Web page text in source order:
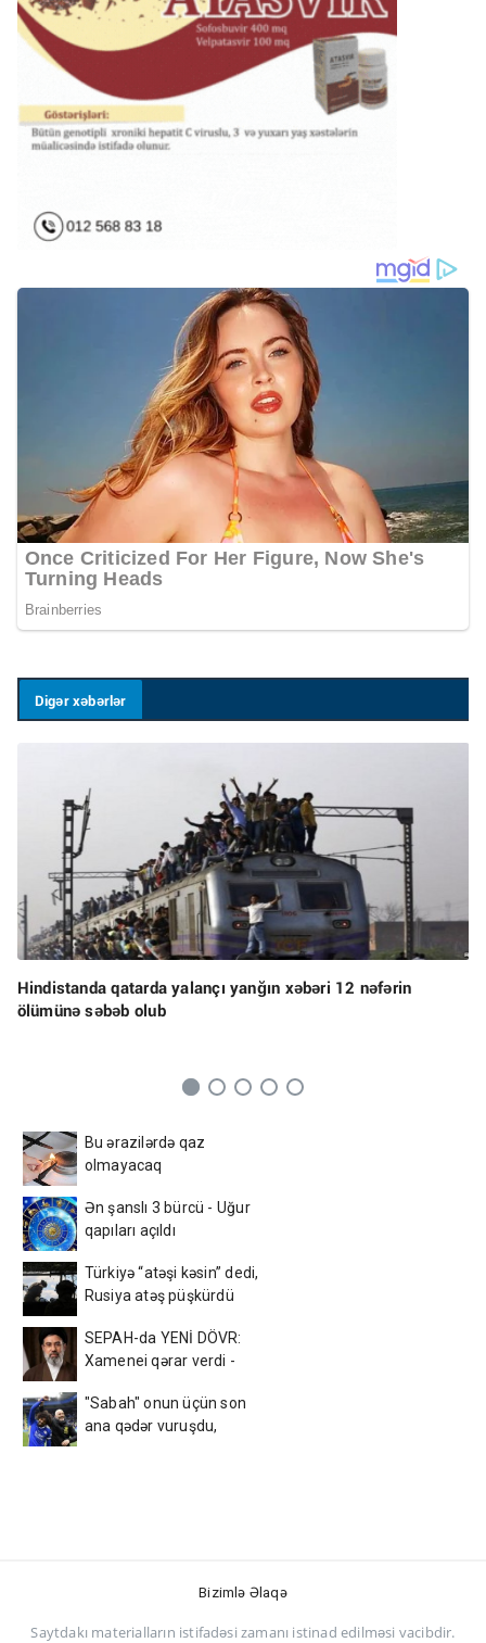
Digər xəbərlər
Hindistanda qatarda yalançı yanğın xəbəri 12 nəfərin
ölümünə səbəb olub
Bu ərazilərdə qaz
olmayacaq
Ən şanslı 3 bürcü - Uğur
qapıları açıldı
Türkiyə “atəşi kəsin” dedi,
Rusiya atəş püşkürdü
SEPAH-da YENİ DÖVR:
Xamenei qərar verdi -
"Sabah" onun üçün son
ana qədər vuruşdu,
Bizimlə Əlaqə
Saytdakı materialların istifadəsi zamanı istinad edilməsi vacibdir.